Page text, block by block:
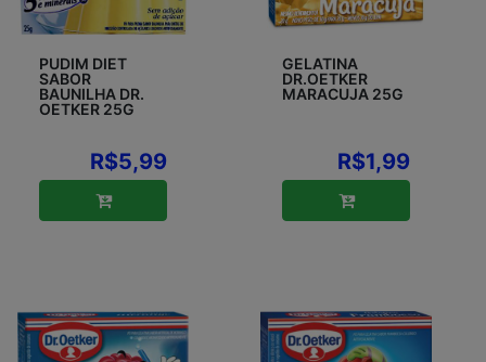
PUDIM DIET
SABOR
BAUNILHA DR.
OETKER 25G
R$5,99
GELATINA
DR.OETKER
MARACUJA 25G
R$1,99